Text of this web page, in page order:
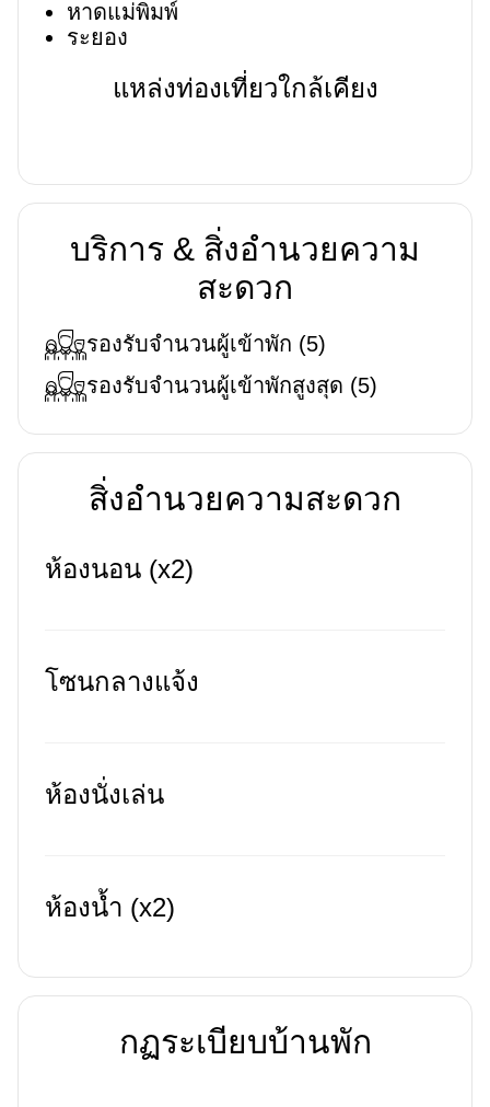
หาดแม่พิมพ์
ระยอง
แหล่งท่องเที่ยวใกล้เคียง
บริการ & สิ่งอำนวยความ
สะดวก
รองรับจำนวนผู้เข้าพัก (5)
รองรับจำนวนผู้เข้าพักสูงสุด (5)
สิ่งอำนวยความสะดวก
ห้องนอน (x2)
โซนกลางแจ้ง
ห้องนั่งเล่น
ห้องน้ำ (x2)
กฏระเบียบบ้านพัก